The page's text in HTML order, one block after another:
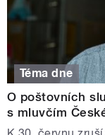
Téma dne
O poštovních
s mluvčím